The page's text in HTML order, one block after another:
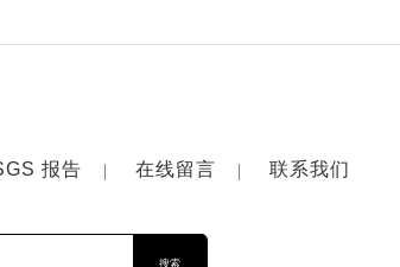
报告 在线留言 联系我们